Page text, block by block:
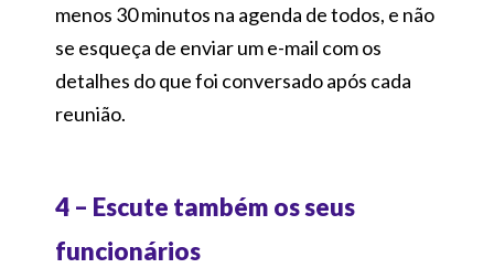
menos 30 minutos na agenda de todos, e não
se esqueça de enviar um e-mail com os
detalhes do que foi conversado após cada
reunião.
4 – Escute também os seus
funcionários